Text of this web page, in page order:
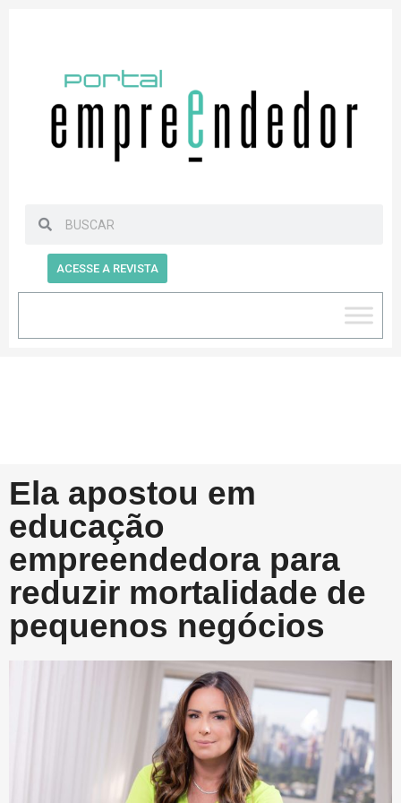
ACESSE A REVISTA
Ela apostou em
educação
empreendedora para
reduzir mortalidade de
pequenos negócios